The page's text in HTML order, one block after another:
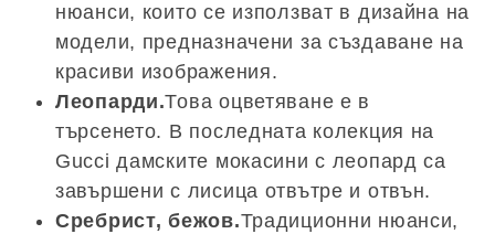
нюанси, които се използват в дизайна на
модели, предназначени за създаване на
красиви изображения.
Леопарди.Това оцветяване е в
търсенето. В последната колекция на
Gucci дамските мокасини с леопард са
завършени с лисица отвътре и отвън.
Сребрист, бежов.Традиционни нюанси,